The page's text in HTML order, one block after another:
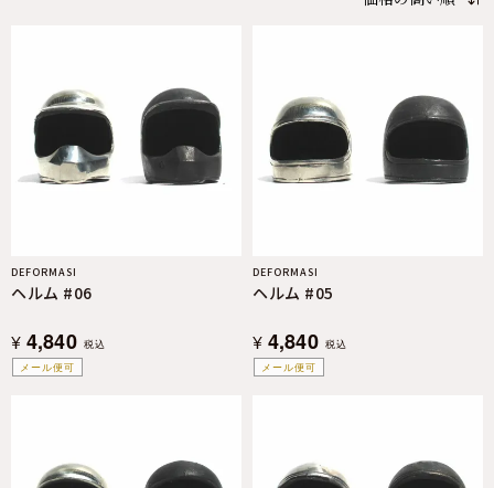
メール便可
DEFORMASI
ヘルム #06
¥ 4,840 税込
メール便可
DEFORMASI
ヘルム #05
¥ 4,840 税込